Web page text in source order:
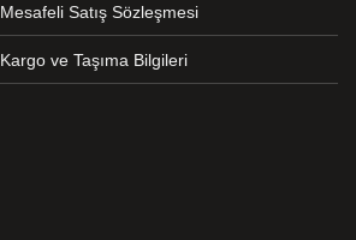
Mesafeli Satış Sözleşmesi
Kargo ve Taşıma Bilgileri